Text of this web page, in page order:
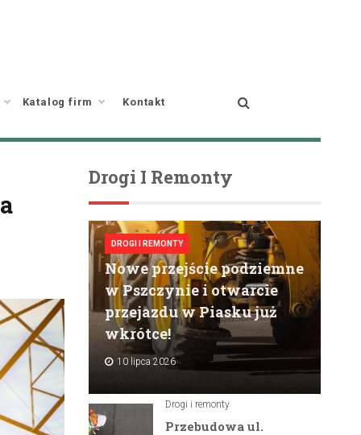
Katalog firm Kontakt
Drogi I Remonty
DROGI I REMONTY
Nowe przejście podziemne
w Pszczynie i otwarcie
przejazdu w Piasku już
wkrótce!
10 lipca 2026
Drogi i remonty
Przebudowa ul.